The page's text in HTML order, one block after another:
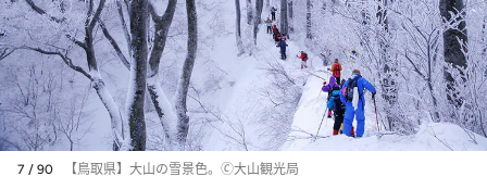
7 / 90 【鳥取県】大山の雪景色。🄫大山観光局